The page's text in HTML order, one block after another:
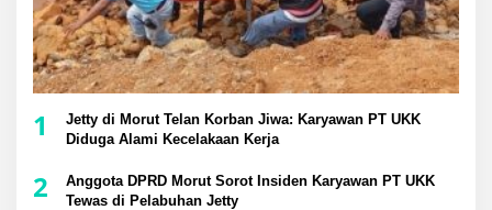
1
Jetty di Morut Telan Korban Jiwa: Karyawan PT UKK
Diduga Alami Kecelakaan Kerja
2
Anggota DPRD Morut Sorot Insiden Karyawan PT UKK
Tewas di Pelabuhan Jetty